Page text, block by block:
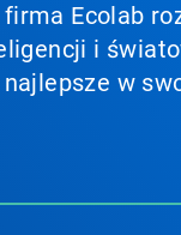
Ecolab
i
w